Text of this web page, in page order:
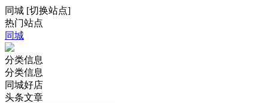
同城 [切换站点]
热门站点
同城
分类信息
分类信息
同城好店
头条文章